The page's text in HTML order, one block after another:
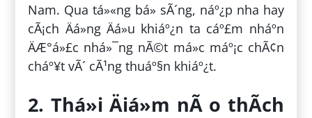
Nam. Qua tá»«ng bá» sÃ´ng, náº¿p nha hay
cÃ¡ch Äá»ng Äá»u khiáº¿n ta cáº£m nháº­n
ÄÆ°á»£c nhá»¯ng nÃ©t má»c máº¡c chÃ¢n
cháº¥t vÃ´ cÃ¹ng thuáº§n khiáº¿t.
2. Thá»i Äiá»m nÃ o thÃ­ch